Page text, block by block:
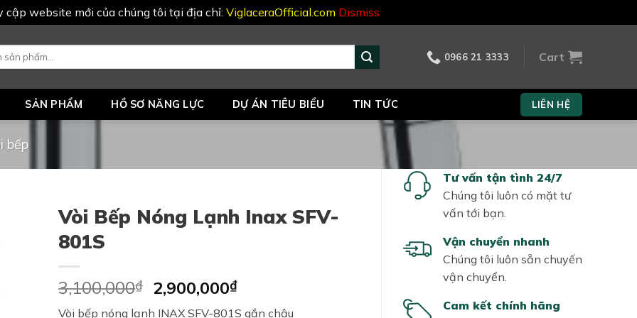
cập website mới của chúng tôi tại địa chỉ: ViglaceraOfficial.com Dismiss
0966 21 3333 Cart
SẢN PHẨM HỒ SƠ NĂNG LỰC DỰ ÁN TIÊU BIỂU TIN TỨC LIÊN HỆ
bếp
Tư vấn tận tình 24/7
Chúng tôi luôn có mặt tư
vấn tới bạn.
Vận chuyển nhanh
Chúng tôi luôn sẵn chuyến
vận chuyển.
Cam kết chính hãng
Vòi Bếp Nóng Lạnh Inax SFV-
801S
3,100,000₫
Original
price
2,900,000₫Current
price
Vòi bếp nóng lạnh INAX SFV-801S gắn chậu